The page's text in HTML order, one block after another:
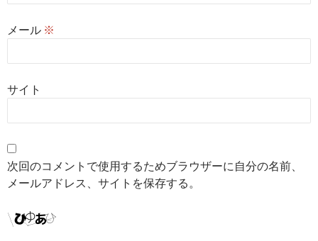
メール ※
サイト
次回のコメントで使用するためブラウザーに自分の名前、
メールアドレス、サイトを保存する。